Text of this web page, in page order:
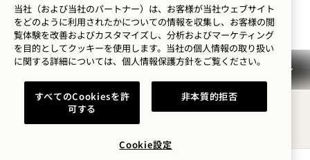
グラ
ムで
1
Brooklyn
Bridge
見る
Hotels
を見
る
Hotel
Brooklyn
Bridge
い。
Hotels
を見
る
Hotels
を見
る
Hotels
を聴
く
滞在のご案内
利用規約 プライバシーポリシー
アクセシビリティ
Mission 利用規約
Cookie Settings
当社（および当社のパートナー）は、お客様が当社ウェブサイト
をどのように利用されたかについての情報を収集し、お客様の閲
覧体験を改善およびカスタマイズし、分析およびマーケティング
を目的としてクッキーを使用します。当社の個人情報の取り扱い
に関する詳細については、 個人情報保護方針をご覧ください。
すべてのCookiesを許
可する
非本質的拒否
Cookie設定